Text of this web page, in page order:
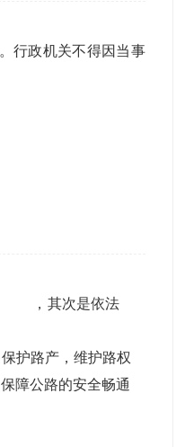
行政机关不得因当事
法 ，其次是依法
护路产，维护路权
障公路的安全畅通